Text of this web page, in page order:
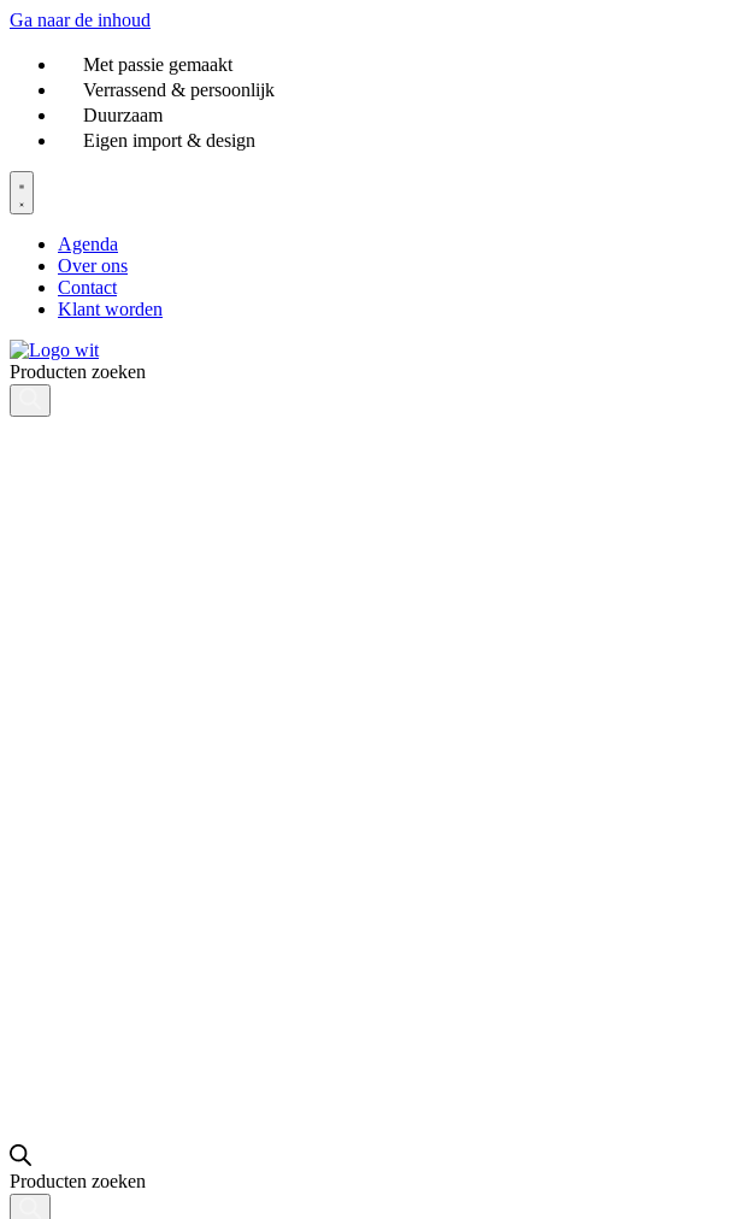
Ga naar de inhoud
Met passie gemaakt
Verrassend & persoonlijk
Duurzaam
Eigen import & design
Agenda
Over ons
Contact
Klant worden
Producten zoeken
Producten zoeken